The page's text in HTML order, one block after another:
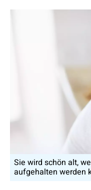
Sie wird schön alt,
aufgehalten werden